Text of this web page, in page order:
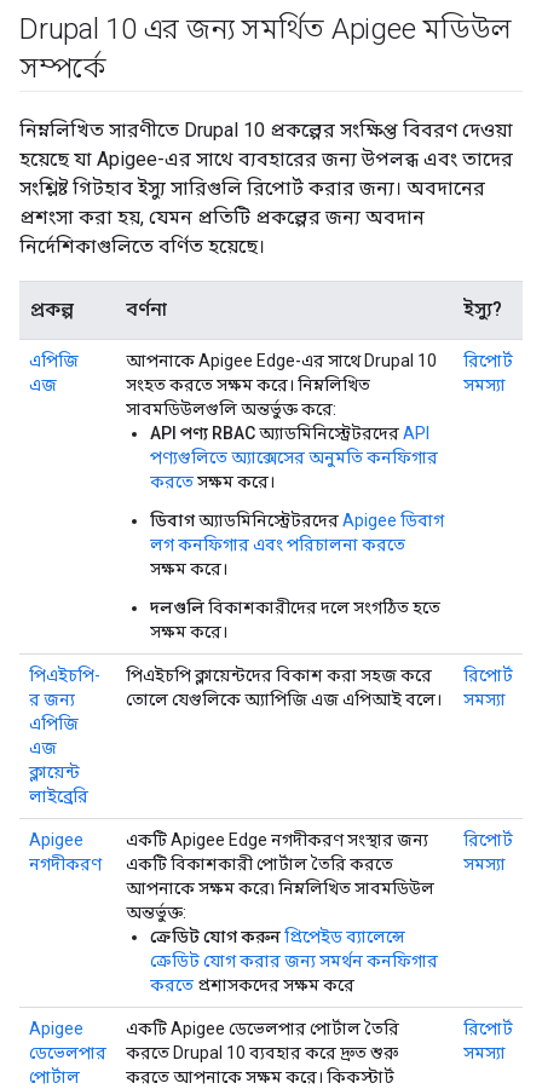
Drupal 10 এর জন্য সমর্থিত Apigee মডিউল
সম্পর্কে
নিম্নলিখিত সারণীতে Drupal 10 প্রকল্পের সংক্ষিপ্ত বিবরণ দেওয়া
হয়েছে যা Apigee-এর সাথে ব্যবহারের জন্য উপলব্ধ এবং তাদের
সংশ্লিষ্ট গিটহাব ইস্যু সারিগুলি রিপোর্ট করার জন্য। অবদানের
প্রশংসা করা হয়, যেমন প্রতিটি প্রকল্পের জন্য অবদান
নির্দেশিকাগুলিতে বর্ণিত হয়েছে।
প্রকল্প বর্ণনা ইস্যু?
এপিজি
এজ
আপনাকে Apigee Edge-এর সাথে Drupal 10
সংহত করতে সক্ষম করে। নিম্নলিখিত
সাবমডিউলগুলি অন্তর্ভুক্ত করে:
API পণ্য RBACঅ্যাডমিনিস্ট্রেটরদেরAPI
পণ্যগুলিতে অ্যাক্সেসের অনুমতি কনফিগার
করতেসক্ষম করে।
ডিবাগঅ্যাডমিনিস্ট্রেটরদেরApigee ডিবাগ
লগ কনফিগার এবং পরিচালনা করতে
সক্ষম করে।
দলগুলিবিকাশকারীদের দলে সংগঠিত হতে
সক্ষম করে।
রিপোর্ট
সমস্যা
পিএইচপি-
র জন্য
এপিজি
এজ
ক্লায়েন্ট
লাইব্রেরি
পিএইচপি ক্লায়েন্টদের বিকাশ করা সহজ করে
তোলে যেগুলিকে অ্যাপিজি এজ এপিআই বলে।
রিপোর্ট
সমস্যা
Apigee
নগদীকরণ
একটি Apigee Edge নগদীকরণ সংস্থার জন্য
একটি বিকাশকারী পোর্টাল তৈরি করতে
আপনাকে সক্ষম করে৷ নিম্নলিখিত সাবমডিউল
অন্তর্ভুক্ত:
ক্রেডিট যোগ করুনপ্রিপেইড ব্যালেন্সে
ক্রেডিট যোগ করার জন্য সমর্থন কনফিগার
করতে প্রশাসকদের সক্ষম করে
রিপোর্ট
সমস্যা
Apigee
ডেভেলপার
পোর্টাল
একটি Apigee ডেভেলপার পোর্টাল তৈরি
করতে Drupal 10 ব্যবহার করে দ্রুত শুরু
করতে আপনাকে সক্ষম করে। কিকস্টার্ট
রিপোর্ট
সমস্যা